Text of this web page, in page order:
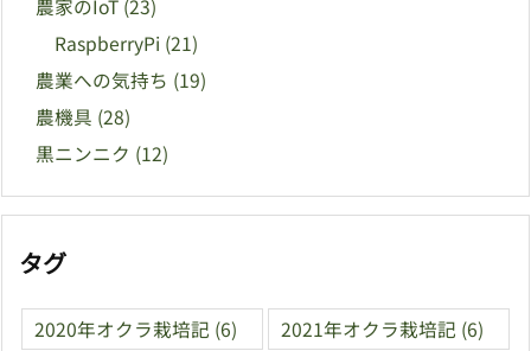
農家のIoT (23)
RaspberryPi (21)
農業への気持ち (19)
農機具 (28)
黒ニンニク (12)
タグ
2020年オクラ栽培記 (6) 2021年オクラ栽培記 (6)